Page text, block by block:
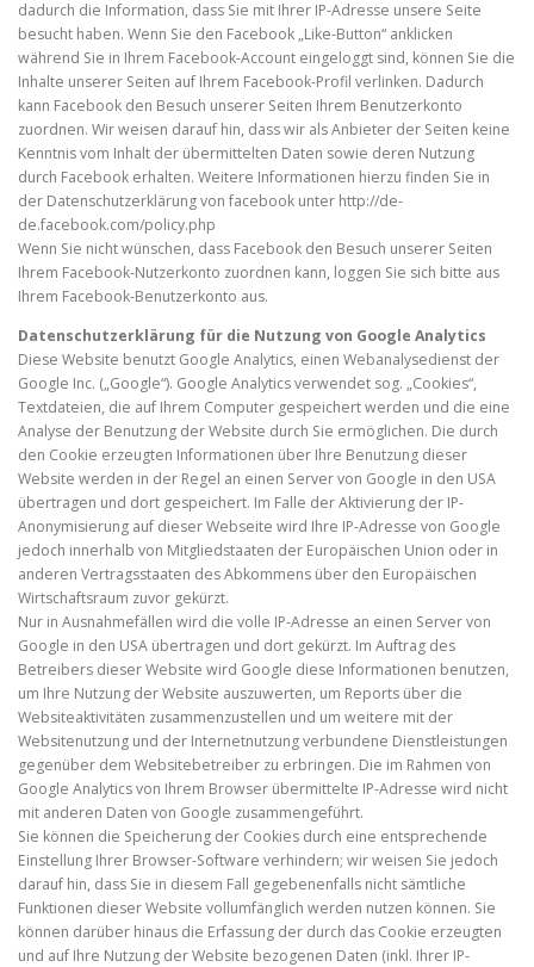
dadurch die Information, dass Sie mit Ihrer IP-Adresse unsere Seite
besucht haben. Wenn Sie den Facebook „Like-Button“ anklicken
während Sie in Ihrem Facebook-Account eingeloggt sind, können Sie die
Inhalte unserer Seiten auf Ihrem Facebook-Profil verlinken. Dadurch
kann Facebook den Besuch unserer Seiten Ihrem Benutzerkonto
zuordnen. Wir weisen darauf hin, dass wir als Anbieter der Seiten keine
Kenntnis vom Inhalt der übermittelten Daten sowie deren Nutzung
durch Facebook erhalten. Weitere Informationen hierzu finden Sie in
der Datenschutzerklärung von facebook unter http://de-
de.facebook.com/policy.php
Wenn Sie nicht wünschen, dass Facebook den Besuch unserer Seiten
Ihrem Facebook-Nutzerkonto zuordnen kann, loggen Sie sich bitte aus
Ihrem Facebook-Benutzerkonto aus.
Datenschutzerklärung für die Nutzung von Google Analytics
Diese Website benutzt Google Analytics, einen Webanalysedienst der
Google Inc. („Google“). Google Analytics verwendet sog. „Cookies“,
Textdateien, die auf Ihrem Computer gespeichert werden und die eine
Analyse der Benutzung der Website durch Sie ermöglichen. Die durch
den Cookie erzeugten Informationen über Ihre Benutzung dieser
Website werden in der Regel an einen Server von Google in den USA
übertragen und dort gespeichert. Im Falle der Aktivierung der IP-
Anonymisierung auf dieser Webseite wird Ihre IP-Adresse von Google
jedoch innerhalb von Mitgliedstaaten der Europäischen Union oder in
anderen Vertragsstaaten des Abkommens über den Europäischen
Wirtschaftsraum zuvor gekürzt.
Nur in Ausnahmefällen wird die volle IP-Adresse an einen Server von
Google in den USA übertragen und dort gekürzt. Im Auftrag des
Betreibers dieser Website wird Google diese Informationen benutzen,
um Ihre Nutzung der Website auszuwerten, um Reports über die
Websiteaktivitäten zusammenzustellen und um weitere mit der
Websitenutzung und der Internetnutzung verbundene Dienstleistungen
gegenüber dem Websitebetreiber zu erbringen. Die im Rahmen von
Google Analytics von Ihrem Browser übermittelte IP-Adresse wird nicht
mit anderen Daten von Google zusammengeführt.
Sie können die Speicherung der Cookies durch eine entsprechende
Einstellung Ihrer Browser-Software verhindern; wir weisen Sie jedoch
darauf hin, dass Sie in diesem Fall gegebenenfalls nicht sämtliche
Funktionen dieser Website vollumfänglich werden nutzen können. Sie
können darüber hinaus die Erfassung der durch das Cookie erzeugten
und auf Ihre Nutzung der Website bezogenen Daten (inkl. Ihrer IP-